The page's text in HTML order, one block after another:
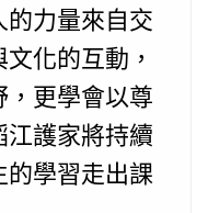
力量來自交
化的互動，
更學會以尊
護家將持續
學習走出課